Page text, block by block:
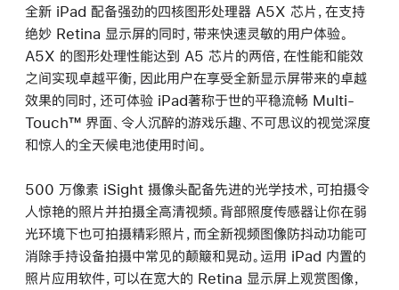
全新 iPad 配备强劲的四核图形处理器 A5X 芯片，在支持
绝妙 Retina 显示屏的同时，带来快速灵敏的用户体验。
A5X 的图形处理性能达到 A5 芯片的两倍，在性能和能效
之间实现卓越平衡，因此用户在享受全新显示屏带来的卓越
效果的同时，还可体验 iPad著称于世的平稳流畅 Multi-
Touch™ 界面、令人沉醉的游戏乐趣、不可思议的视觉深度
和惊人的全天候电池使用时间。
500 万像素 iSight 摄像头配备先进的光学技术，可拍摄令
人惊艳的照片并拍摄全高清视频。背部照度传感器让你在弱
光环境下也可拍摄精彩照片，而全新视频图像防抖动功能可
消除手持设备拍摄中常见的颠簸和晃动。运用 iPad 内置的
照片应用软件，可以在宽大的 Retina 显示屏上观赏图像，